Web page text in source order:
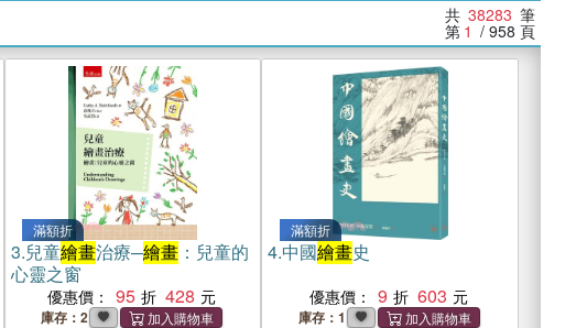
共 38283 筆
第 1 / 958 頁
滿額折
3.兒童繪畫治療─繪畫：兒童的
心靈之窗
優惠價： 95 428
庫存：2
滿額折
4.中國繪畫史
優惠價： 9 603
庫存：1